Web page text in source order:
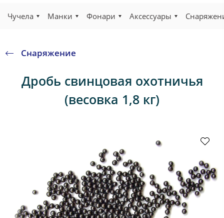
Чучела Манки Фонари Аксессуары
Снаряжение
Дробь свинцовая охотничья
(весовка 1,8 кг)